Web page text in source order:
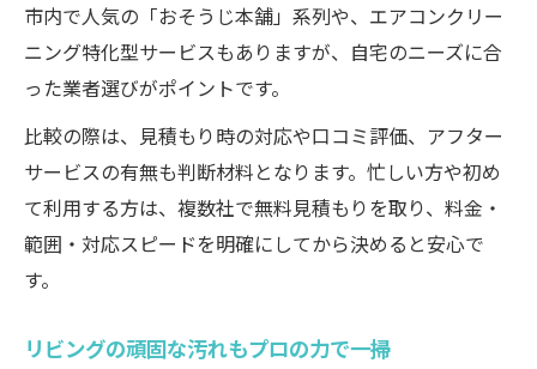
エアコン・洗濯機クリーニングの比較一覧
一括依頼で得られる時短とコスパ
分解洗浄で得られる清潔効果とは
ハウスクリーニングで機器寿命を延ばす方
法
複数機器の同時依頼時の注意点
失敗しないハウスクリーニング業者の見極め方
口コミや実績をもとに信頼度を判断
市内で人気の「おそうじ本舗」系列や、エアコンクリー
ニング特化型サービスもありますが、自宅のニーズに合
った業者選びがポイントです。
比較の際は、見積もり時の対応や口コミ評価、アフター
サービスの有無も判断材料となります。忙しい方や初め
て利用する方は、複数社で無料見積もりを取り、料金・
範囲・対応スピードを明確にしてから決めると安心で
す。
リビングの頑固な汚れもプロの力で一掃